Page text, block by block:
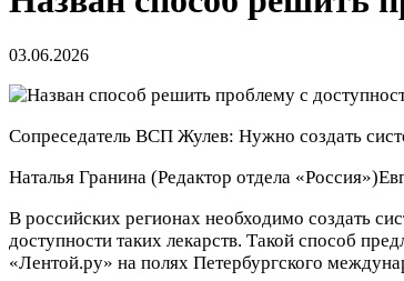
03.06.2026
Сопреседатель ВСП Жулев: Нужно создать
Наталья Гранина (Редактор отдела «Россия»)
В российских регионах необходимо создать
доступности таких лекарств. Такой способ
«Лентой.ру» на полях Петербургского